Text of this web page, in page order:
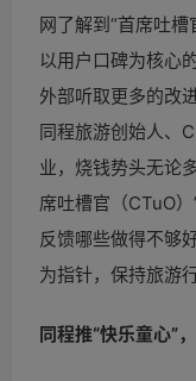
网了解到“首席吐
以用户口碑为核心
外部听取更多的改
同程旅游创始人、
业，烧钱势头无论
席吐槽官（CTuO
反馈哪些做得不够
为指针，保持旅游
同程推“快乐童心”